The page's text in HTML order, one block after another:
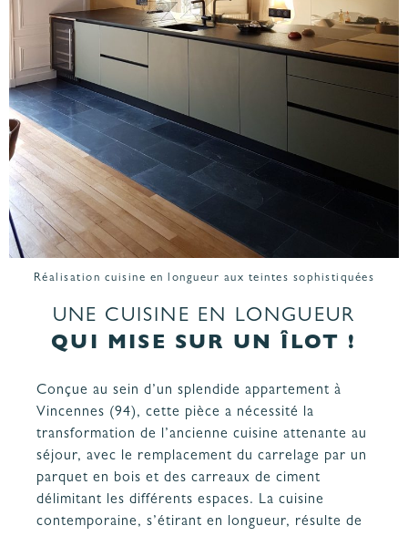
Réalisation cuisine en longueur aux teintes sophistiquées
UNE CUISINE EN LONGUEUR
QUI MISE SUR UN ÎLOT !
Conçue au sein d’un splendide appartement à
Vincennes (94), cette pièce a nécessité la
transformation de l’ancienne cuisine attenante au
séjour, avec le remplacement du carrelage par un
parquet en bois et des carreaux de ciment
délimitant les différents espaces. La cuisine
contemporaine, s’étirant en longueur, résulte de